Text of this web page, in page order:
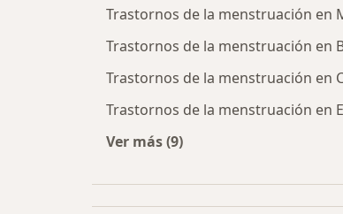
Trastornos de la menstruación en
Trastornos de la menstruación en
Trastornos de la menstruación en
Trastornos de la menstruación en
Ver más (9)